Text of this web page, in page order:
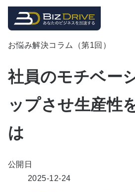
お悩み解決コラム（第1回）
社員のモチベー
ップさせ生産性
は
公開日
2025-12-24